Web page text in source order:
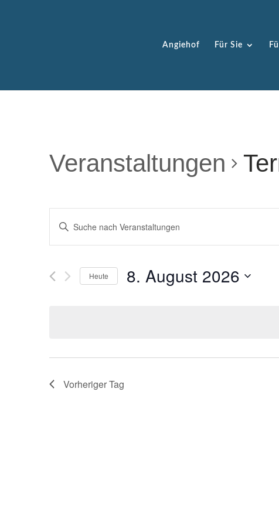
Angiehof Für Sie
Veranstaltungen
SUCHE
UND
NAVIGATION
Bitte
eingeben.
nach
Heute 8. August 2026
Vorheriger Tag